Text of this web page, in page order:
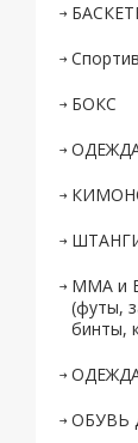
БОКС
ММА и
(футы,
бинты,
ОБУВЬ